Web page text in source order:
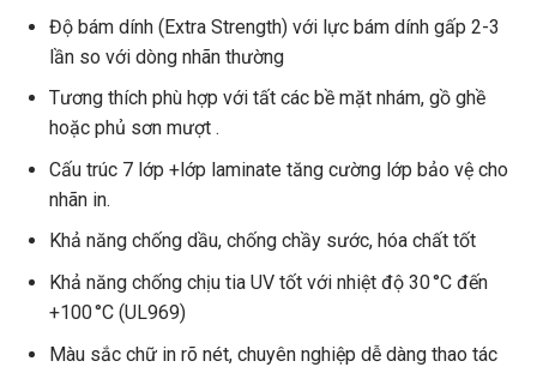
Độ bám dính (Extra Strength) với lực bám dính gấp 2-3
lần so với dòng nhãn thường
Tương thích phù hợp với tất các bề mặt nhám, gồ ghề
hoặc phủ sơn mượt.
Cấu trúc 7 lớp +lớp laminate tăng cường lớp bảo vệ cho
nhãn in.
Khả năng chống dầu, chống chầy sước, hóa chất tốt
Khả năng chống chịu tia UV tốt với nhiệt độ 30 °C đến
+100 °C (UL969)
Màu sắc chữ in rõ nét, chuyên nghiệp dễ dàng thao tác